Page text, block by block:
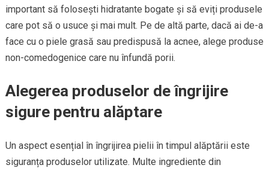
important să folosești hidratante bogate și să eviți produsele
care pot să o usuce și mai mult. Pe de altă parte, dacă ai de-a
face cu o piele grasă sau predispusă la acnee, alege produse
non-comedogenice care nu înfundă porii.
Alegerea produselor de îngrijire
sigure pentru alăptare
Un aspect esențial în îngrijirea pielii în timpul alăptării este
siguranța produselor utilizate. Multe ingrediente din